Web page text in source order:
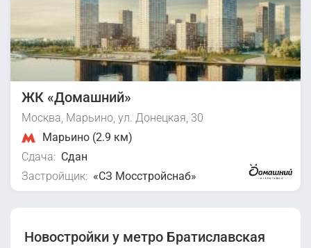
ЖК «Домашний»
Москва, Марьино, ул. Донецкая, 30
Марьино (2.9 км)
Сдача: Сдан
Застройщик: «СЗ Мосстройснаб»
Новостройки у метро Братиславская